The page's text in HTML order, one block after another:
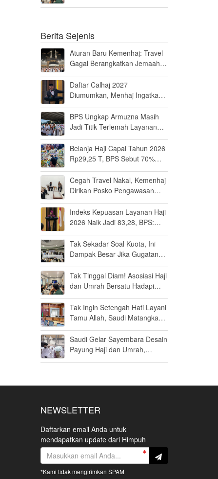
Berita Sejenis
Aturan Baru Kemenhaj: Travel
Gagal Berangkatkan Jemaah
Daftar Calhaj 2027
Diumumkan, Menhaj Ingatkan
BPS Ungkap Armuzna Masih
Jadi Titik Terlemah Layanan
Belanja Haji Capai Tahun 2026
Rp29,25 T, BPS Sebut 70%
Saudi
Cegah Travel Nakal, Kemenhaj
Dirikan Posko Pengawasan
Indeks Kepuasan Layanan Haji
2026 Naik Jadi 83,28, BPS:
Tak Sekadar Soal Kuota, Ini
Dampak Besar Jika Gugatan
Tak Tinggal Diam! Asosiasi Haji
dan Umrah Bersatu Hadapi
Persen di MK
Tak Ingin Setengah Hati Layani
Tamu Allah, Saudi Matangkan
Saudi Gelar Sayembara Desain
Payung Haji dan Umrah,
NEWSLETTER
Daftarkan email Anda untuk
mendapatkan update dari Himpuh
*Kami tidak mengirimkan SPAM